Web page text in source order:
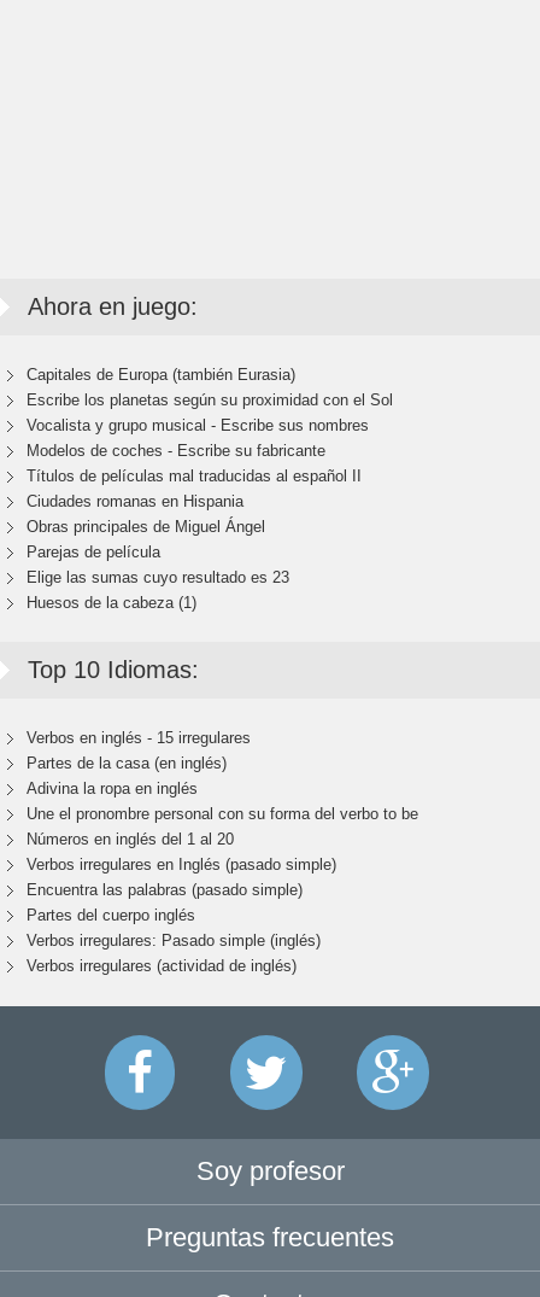
Ahora en juego:
Capitales de Europa (también Eurasia)
Escribe los planetas según su proximidad con el Sol
Vocalista y grupo musical - Escribe sus nombres
Modelos de coches - Escribe su fabricante
Títulos de películas mal traducidas al español II
Ciudades romanas en Hispania
Obras principales de Miguel Ángel
Parejas de película
Elige las sumas cuyo resultado es 23
Huesos de la cabeza (1)
Top 10 Idiomas:
Verbos en inglés - 15 irregulares
Partes de la casa (en inglés)
Adivina la ropa en inglés
Une el pronombre personal con su forma del verbo to be
Números en inglés del 1 al 20
Verbos irregulares en Inglés (pasado simple)
Encuentra las palabras (pasado simple)
Partes del cuerpo inglés
Verbos irregulares: Pasado simple (inglés)
Verbos irregulares (actividad de inglés)
Soy profesor
Preguntas frecuentes